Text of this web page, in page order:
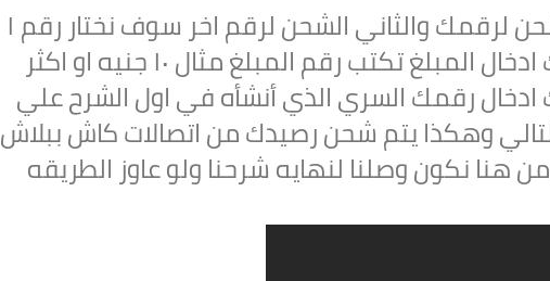
سوف تجد فيها خياران الاول الشحن لرقمك والثاني الشحن لرقم اخر سوف نختار رقم ١
ونضغط التالي سوف يطلب منك ادخال المبلغ تكتب رقم المبلغ مثال ١٠ جنيه او اكثر
رقمك السري الذي أنشأه في اول الشرح علي
وهكذا يتم شحن رصيدك من اتصالات كاش ببلاش
هنا نكون وصلنا لنهايه شرحنا ولو عاوز الطريقه